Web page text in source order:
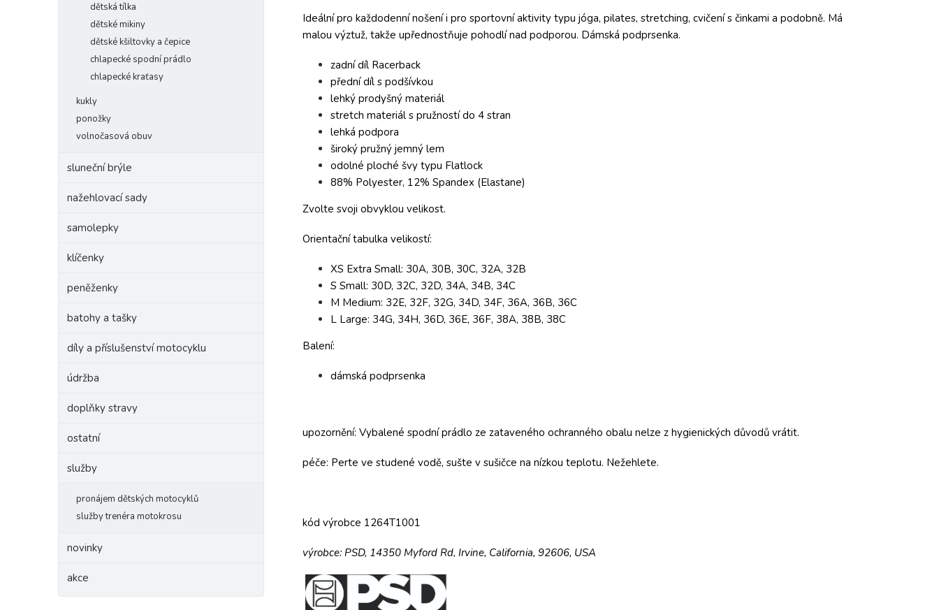
dětská tílka
dětské mikiny
dětské kšiltovky a čepice
chlapecké spodní prádlo
chlapecké kraťasy
kukly
ponožky
volnočasová obuv
sluneční brýle
nažehlovací sady
samolepky
klíčenky
peněženky
batohy a tašky
díly a příslušenství motocyklu
údržba
doplňky stravy
ostatní
služby
pronájem dětských motocyklů
služby trenéra motokrosu
novinky
akce
Ideální pro každodenní nošení i pro sportovní aktivity typu jóga, pilates, stretching, cvičení s činkami a podobně. Má
malou výztuž, takže upřednostňuje pohodlí nad podporou. Dámská podprsenka.
zadní díl Racerback
přední díl s podšívkou
lehký prodyšný materiál
stretch materiál s pružností do 4 stran
lehká podpora
široký pružný jemný lem
odolné ploché švy typu Flatlock
88% Polyester, 12% Spandex (Elastane)
Zvolte svoji obvyklou velikost.
Orientační tabulka velikostí:
XS Extra Small: 30A, 30B, 30C, 32A, 32B
S Small: 30D, 32C, 32D, 34A, 34B, 34C
M Medium: 32E, 32F, 32G, 34D, 34F, 36A, 36B, 36C
L Large: 34G, 34H, 36D, 36E, 36F, 38A, 38B, 38C
Balení:
dámská podprsenka
upozornění: Vybalené spodní prádlo ze zataveného ochranného obalu nelze z hygienických důvodů vrátit.
péče: Perte ve studené vodě, sušte v sušičce na nízkou teplotu. Nežehlete.
kód výrobce 1264T1001
výrobce: PSD, 14350 Myford Rd, Irvine, California, 92606, USA